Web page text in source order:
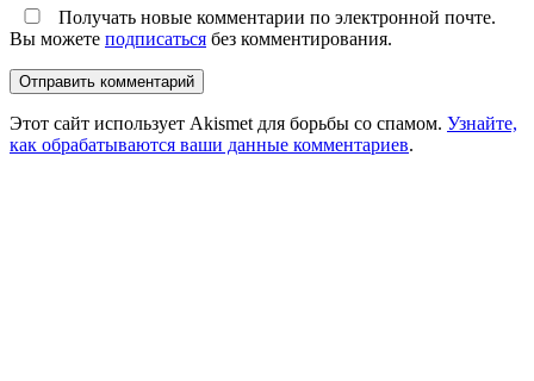
Получать новые комментарии по электронной почте.
Вы можете подписаться без комментирования.
Этот сайт использует Akismet для борьбы со спамом. Узнайте,
как обрабатываются ваши данные комментариев.